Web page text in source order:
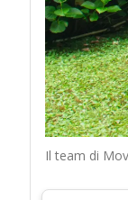
Il team di